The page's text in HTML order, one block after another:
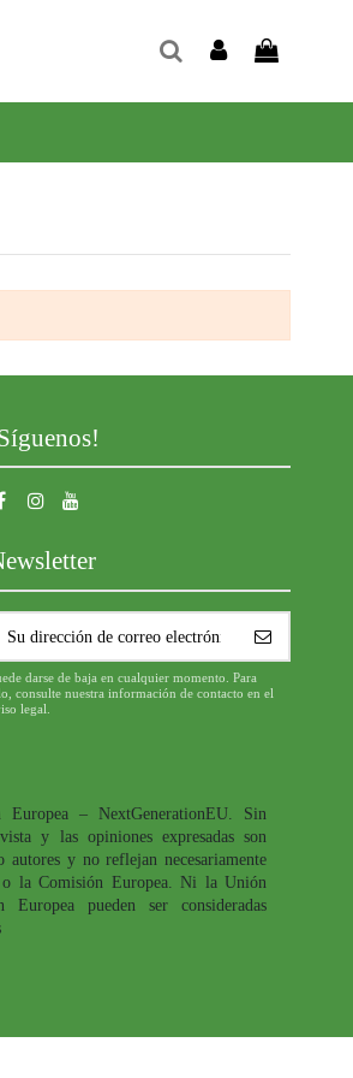
darse de baja en cualquier momento. Para
consulte nuestra información de contacto en el
legal.
– NextGenerationEU. Sin
y las opiniones expresadas son
autores y no reflejan necesariamente
la Comisión Europea. Ni la Unión
pueden ser consideradas